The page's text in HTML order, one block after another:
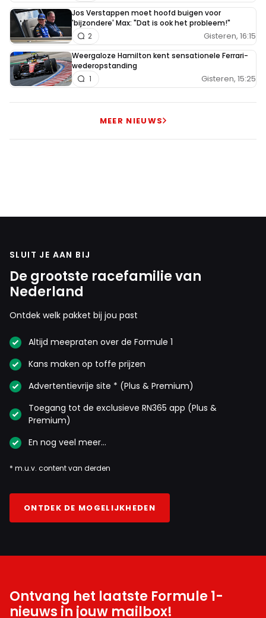
Jos Verstappen moet hoofd buigen voor
'bijzondere' Max: "Dat is ook het probleem!"
Gisteren, 16:15
2
Weergaloze Hamilton kent sensationele Ferrari-
wederopstanding
Gisteren, 15:25
1
MEER NIEUWS
SLUIT JE AAN BIJ
De grootste racefamilie van
Nederland
Ontdek welk pakket bij jou past
Altijd meepraten over de Formule 1
Kans maken op toffe prijzen
Advertentievrije site * (Plus & Premium)
Toegang tot de exclusieve RN365 app (Plus &
Premium)
En nog veel meer…
* m.u.v. content van derden
ONTDEK DE MOGELIJKHEDEN
Ontvang het laatste Formule 1-
nieuws in jouw mailbox!